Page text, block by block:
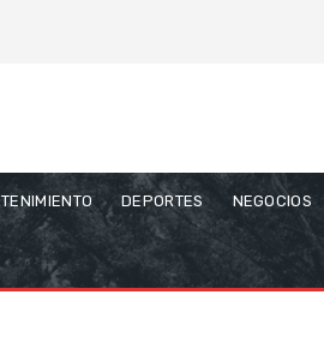
DEPORTES NEGOCIOS